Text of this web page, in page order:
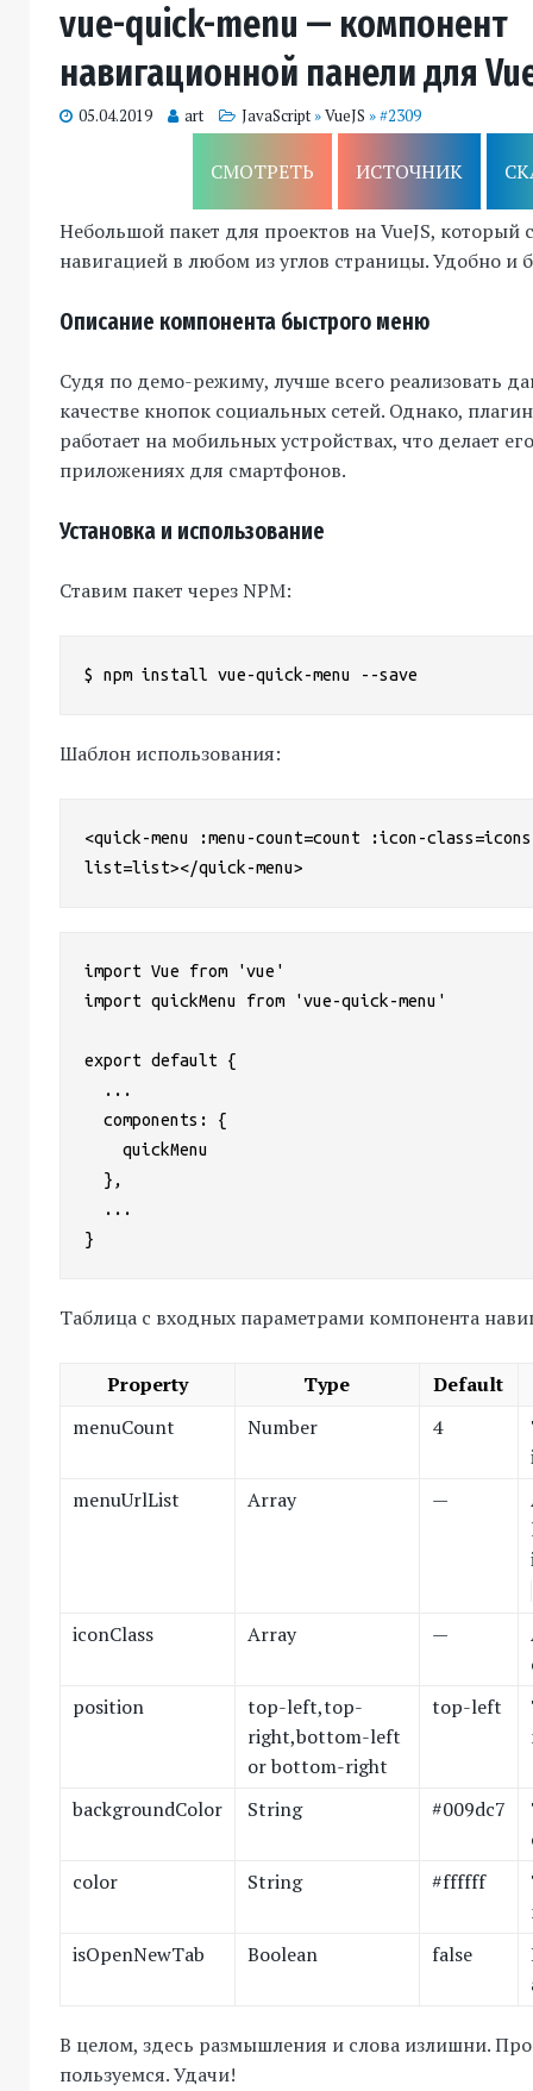
vue-quick-menu — компонент
навигационной панели для
05.04.2019 art JavaScript»VueJS » #2309
СМОТРЕТЬ ИСТОЧНИК
Небольшой пакет для проектов на VueJS, который
навигацией в любом из углов страницы. Удобно и
Описание компонента быстрого меню
Судя по демо-режиму, лучше всего реализовать
качестве кнопок социальных сетей. Однако,
работает на мобильных устройствах, что делает
приложениях для смартфонов.
Установка и использование
Ставим пакет через NPM:
$ npm install vue-quick-menu --save
Шаблон использования:
<quick-menu :menu-count=count :icon-
list=list></quick-menu>
import Vue from 'vue'
import quickMenu from 'vue-quick-menu'
export default {
}
Таблица с входных параметрами компонента
Property Type
Default
menuCount
Number 4
menuUrlList
Array —
iconClass
Array —
position
top-left,top-
right,bottom-left
or bottom-right
top-left
backgroundColor String #009dc7
color
String #ffffff
isOpenNewTab
Boolean false
В целом, здесь размышления и слова излишни.
пользуемся. Удачи!